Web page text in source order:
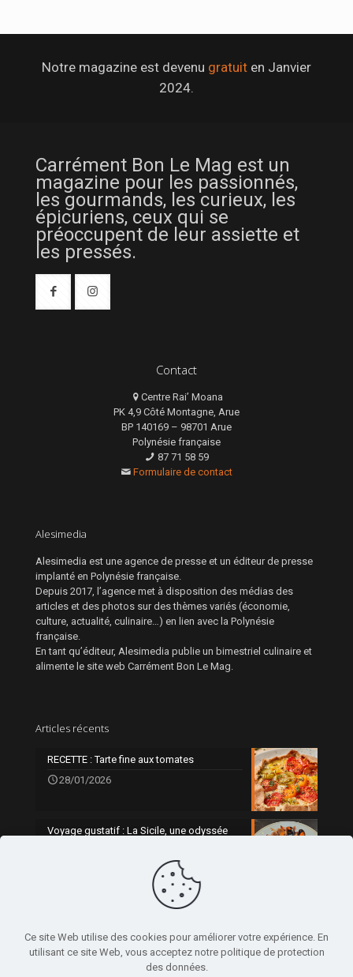
Notre magazine est devenu gratuit en Janvier
2024.
Carrément Bon Le Mag est un
magazine pour les passionnés,
les gourmands, les curieux, les
épicuriens, ceux qui se
préoccupent de leur assiette et
les pressés.
Contact
Centre Rai’ Moana
PK 4,9 Côté Montagne, Arue
BP 140169 – 98701 Arue
Polynésie française
87 71 58 59
Formulaire de contact
Alesimedia
Alesimedia est une agence de presse et un éditeur de presse
implanté en Polynésie française.
Depuis 2017, l’agence met à disposition des médias des
articles et des photos sur des thèmes variés (économie,
culture, actualité, culinaire…) en lien avec la Polynésie
française.
En tant qu’éditeur, Alesimedia publie un bimestriel culinaire et
alimente le site web Carrément Bon Le Mag.
Articles récents
RECETTE : Tarte fine aux tomates
28/01/2026
Voyage gustatif : La Sicile, une odyssée
Ce site Web utilise des cookies pour améliorer votre expérience. En
utilisant ce site Web, vous acceptez notre politique de protection
des données.